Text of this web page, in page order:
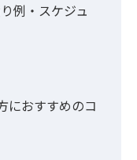
例・スケジュ
におすすめのコ